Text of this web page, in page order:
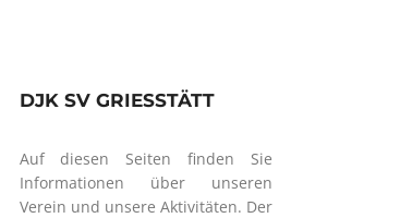
DJK SV GRIESSTÄTT
Auf diesen Seiten finden Sie
Informationen über unseren
Verein und unsere Aktivitäten. Der